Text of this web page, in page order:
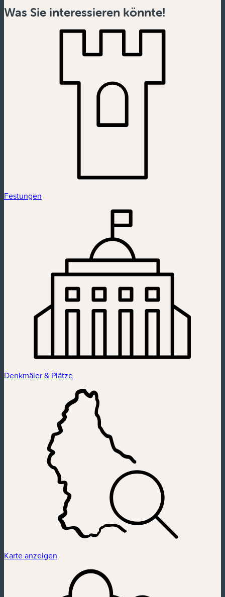
Was Sie interessieren könnte!
Festungen
Denkmäler & Plätze
Karte anzeigen